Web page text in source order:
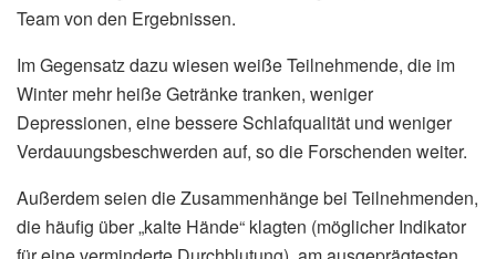
Team von den Ergebnissen.
Im Gegensatz dazu wiesen weiße Teilnehmende, die im
Winter mehr heiße Getränke tranken, weniger
Depressionen, eine bessere Schlafqualität und weniger
Verdauungsbeschwerden auf, so die Forschenden weiter.
Außerdem seien die Zusammenhänge bei Teilnehmenden,
die häufig über „kalte Hände“ klagten (möglicher Indikator